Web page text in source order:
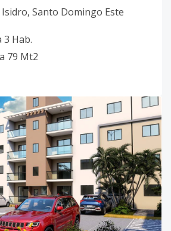
, Santo Domingo Este
3 Hab.
79 Mt2